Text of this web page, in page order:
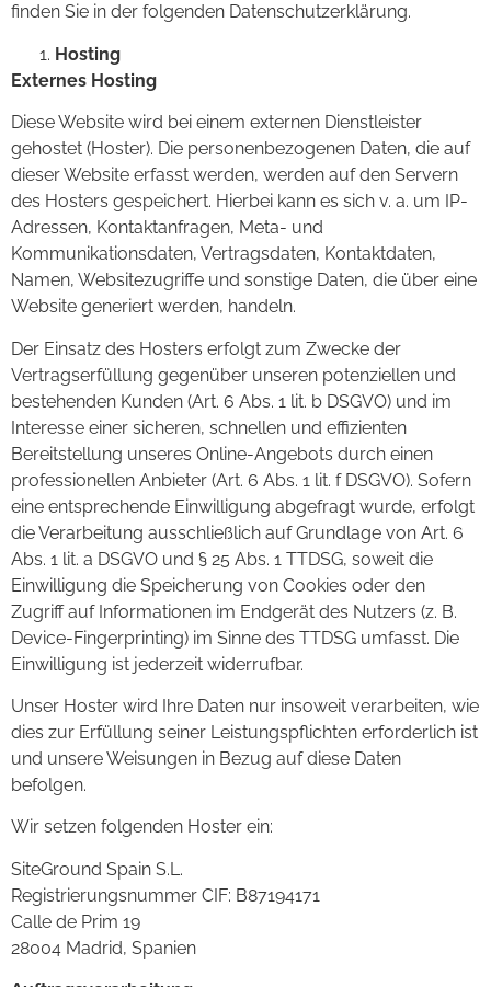
finden Sie in der folgenden Datenschutzerklärung.
Hosting
Externes Hosting
Diese Website wird bei einem externen Dienstleister
gehostet (Hoster). Die personenbezogenen Daten, die auf
dieser Website erfasst werden, werden auf den Servern
des Hosters gespeichert. Hierbei kann es sich v. a. um IP-
Adressen, Kontaktanfragen, Meta- und
Kommunikationsdaten, Vertragsdaten, Kontaktdaten,
Namen, Websitezugriffe und sonstige Daten, die über eine
Website generiert werden, handeln.
Der Einsatz des Hosters erfolgt zum Zwecke der
Vertragserfüllung gegenüber unseren potenziellen und
bestehenden Kunden (Art. 6 Abs. 1 lit. b DSGVO) und im
Interesse einer sicheren, schnellen und effizienten
Bereitstellung unseres Online-Angebots durch einen
professionellen Anbieter (Art. 6 Abs. 1 lit. f DSGVO). Sofern
eine entsprechende Einwilligung abgefragt wurde, erfolgt
die Verarbeitung ausschließlich auf Grundlage von Art. 6
Abs. 1 lit. a DSGVO und § 25 Abs. 1 TTDSG, soweit die
Einwilligung die Speicherung von Cookies oder den
Zugriff auf Informationen im Endgerät des Nutzers (z. B.
Device-Fingerprinting) im Sinne des TTDSG umfasst. Die
Einwilligung ist jederzeit widerrufbar.
Unser Hoster wird Ihre Daten nur insoweit verarbeiten, wie
dies zur Erfüllung seiner Leistungspflichten erforderlich ist
und unsere Weisungen in Bezug auf diese Daten
befolgen.
Wir setzen folgenden Hoster ein:
SiteGround Spain S.L.
Registrierungsnummer CIF: B87194171
Calle de Prim 19
28004 Madrid, Spanien